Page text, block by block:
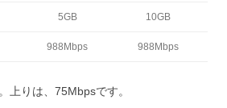
5GB 10GB
988Mbps 988Mbps
りは、75Mbpsです。